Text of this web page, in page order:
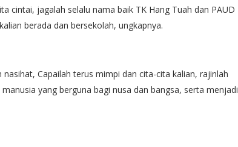
cintai, jagalah selalu nama baik TK Hang Tuah dan PAUD
berada dan bersekolah, ungkapnya.
Capailah terus mimpi dan cita-cita kalian, rajinlah
yang berguna bagi nusa dan bangsa, serta menjadi